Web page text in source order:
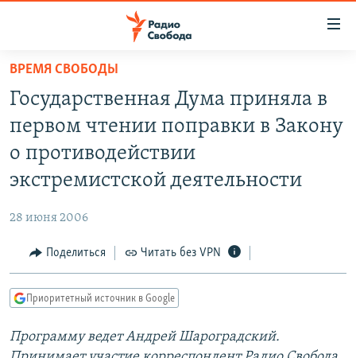
упрощенного
доступа
основному
содержанию
Вернутся
навигации
Вернутся
ПОДКАСТЫ
АВТОРСКИЕ ПРОЕКТЫ
IDEL.РЕАЛИИ
КАВКАЗ.РЕАЛИИ
СИБИРЬ.РЕАЛИИ
ВРЕМЯ СВОБОДЫ
Государственная Дума приняла в
первом чтении поправки в Закону
о противодействии
экстремистской деятельности
28 июня 2006
Поделиться Читать без VPN
Приоритетный источник в Google
Программу ведет Андрей Шароградский.